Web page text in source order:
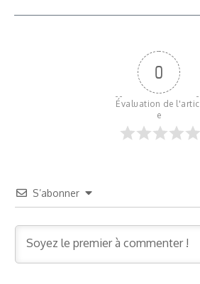
0
Évaluation de l'articl
e
S’abonner